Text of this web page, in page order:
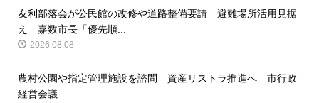
友利部落会が公民館の改修や道路整備要請 避難場所活用見据
え 嘉数市長「優先順...
2026.08.08
農村公園や指定管理施設を諮問 資産リストラ推進へ 市行政
経営会議